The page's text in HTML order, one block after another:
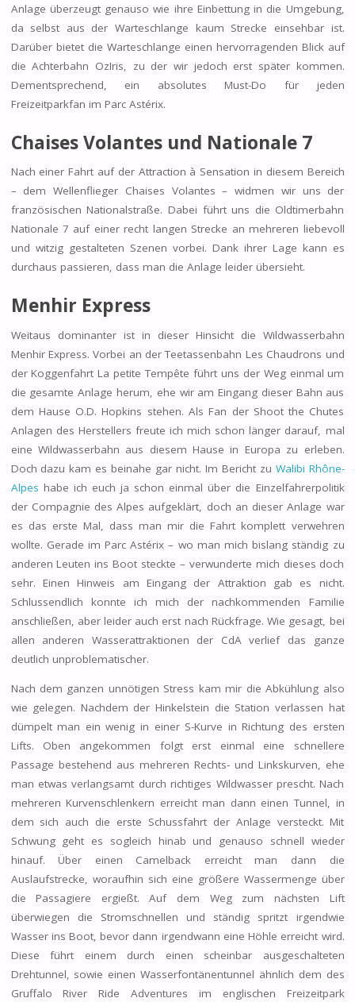
Anlage überzeugt genauso wie ihre Einbettung in die Umgebung,
da selbst aus der Warteschlange kaum Strecke einsehbar ist.
Darüber bietet die Warteschlange einen hervorragenden Blick auf
die Achterbahn OzIris, zu der wir jedoch erst später kommen.
Dementsprechend, ein absolutes Must-Do für jeden
Freizeitparkfan im Parc Astérix.
Chaises Volantes und Nationale 7
Nach einer Fahrt auf der Attraction à Sensation in diesem Bereich
– dem Wellenflieger Chaises Volantes – widmen wir uns der
französischen Nationalstraße. Dabei führt uns die Oldtimerbahn
Nationale 7 auf einer recht langen Strecke an mehreren liebevoll
und witzig gestalteten Szenen vorbei. Dank ihrer Lage kann es
durchaus passieren, dass man die Anlage leider übersieht.
Menhir Express
Weitaus dominanter ist in dieser Hinsicht die Wildwasserbahn
Menhir Express. Vorbei an der Teetassenbahn Les Chaudrons und
der Koggenfahrt La petite Tempête führt uns der Weg einmal um
die gesamte Anlage herum, ehe wir am Eingang dieser Bahn aus
dem Hause O.D. Hopkins stehen. Als Fan der Shoot the Chutes
Anlagen des Herstellers freute ich mich schon länger darauf, mal
eine Wildwasserbahn aus diesem Hause in Europa zu erleben.
Doch dazu kam es beinahe gar nicht. Im Bericht zu Walibi Rhône-
Alpes habe ich euch ja schon einmal über die Einzelfahrerpolitik
der Compagnie des Alpes aufgeklärt, doch an dieser Anlage war
es das erste Mal, dass man mir die Fahrt komplett verwehren
wollte. Gerade im Parc Astérix – wo man mich bislang ständig zu
anderen Leuten ins Boot steckte – verwunderte mich dieses doch
sehr. Einen Hinweis am Eingang der Attraktion gab es nicht.
Schlussendlich konnte ich mich der nachkommenden Familie
anschließen, aber leider auch erst nach Rückfrage. Wie gesagt, bei
allen anderen Wasserattraktionen der CdA verlief das ganze
deutlich unproblematischer.
Nach dem ganzen unnötigen Stress kam mir die Abkühlung also
wie gelegen. Nachdem der Hinkelstein die Station verlassen hat
dümpelt man ein wenig in einer S-Kurve in Richtung des ersten
Lifts. Oben angekommen folgt erst einmal eine schnellere
Passage bestehend aus mehreren Rechts- und Linkskurven, ehe
man etwas verlangsamt durch richtiges Wildwasser prescht. Nach
mehreren Kurvenschlenkern erreicht man dann einen Tunnel, in
dem sich auch die erste Schussfahrt der Anlage versteckt. Mit
Schwung geht es sogleich hinab und genauso schnell wieder
hinauf. Über einen Camelback erreicht man dann die
Auslaufstrecke, woraufhin sich eine größere Wassermenge über
die Passagiere ergießt. Auf dem Weg zum nächsten Lift
überwiegen die Stromschnellen und ständig spritzt irgendwie
Wasser ins Boot, bevor dann irgendwann eine Höhle erreicht wird.
Diese führt einem durch einen scheinbar ausgeschalteten
Drehtunnel, sowie einen Wasserfontänentunnel ähnlich dem des
Gruffalo River Ride Adventures im englischen Freizeitpark